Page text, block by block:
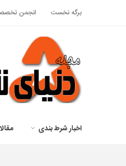
برگه نخست انجمن
اخبار شرط بندی